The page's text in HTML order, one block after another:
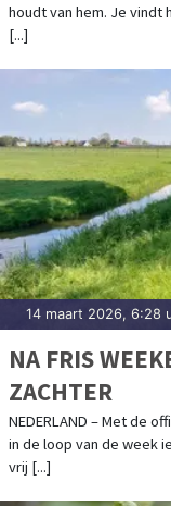
houdt van hem. Je vindt
[...]
14 maart 2026, 6:28
NA FRIS
ZACHTER
NEDERLAND – Met de
in de loop van de week
vrij [...]